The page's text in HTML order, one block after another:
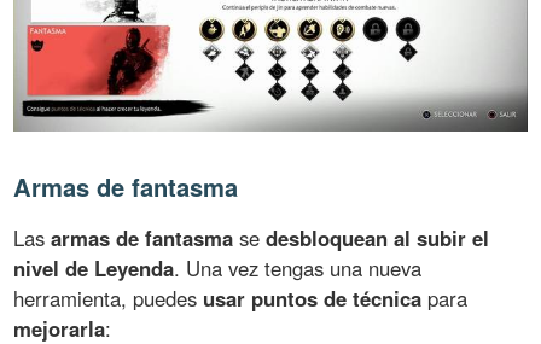
Armas de fantasma
Lasarmas de fantasma sedesbloquean al subir el
nivel de Leyenda. Una vez tengas una nueva
herramienta, puedes usar puntos de técnica para
mejorarla: